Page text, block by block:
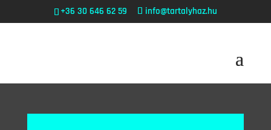
+36 30 646 62 59 info@tartalyhaz.hu